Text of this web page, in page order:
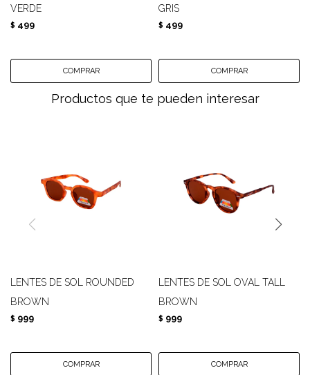
VERDE
$ 499
GRIS
$ 499
Productos que te pueden interesar
LENTES DE SOL ROUNDED
BROWN
$ 999
LENTES DE SOL OVAL TALL
BROWN
$ 999